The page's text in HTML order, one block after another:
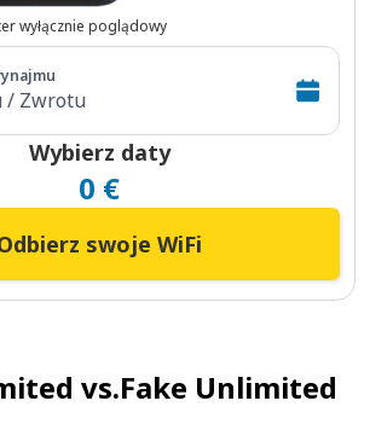
wyłącznie poglądowy
/ Zwrotu
Wybierz daty
0 €
swoje WiFi
vs.Fake Unlimited